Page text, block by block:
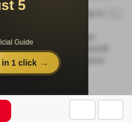
2026 FineCooking.ru
на сайте
об авторском праве.
опубликованной
на источник запрещена.